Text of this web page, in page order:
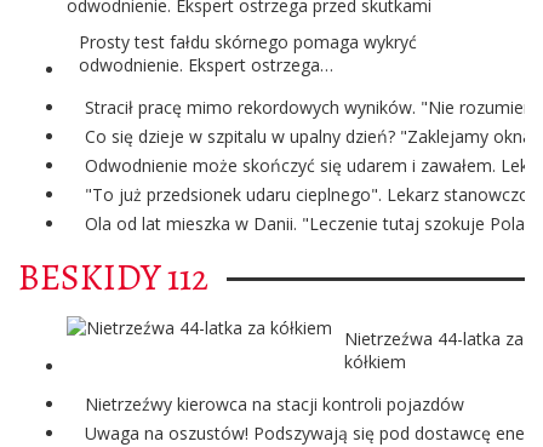
Prosty test fałdu skórnego pomaga wykryć
odwodnienie. Ekspert ostrzega…
Stracił pracę mimo rekordowych wyników. "Nie
Co się dzieje w szpitalu w upalny dzień? "Zaklejamy
Odwodnienie może skończyć się udarem i zawałem.
"To już przedsionek udaru cieplnego". Lekarz stanowczo
Ola od lat mieszka w Danii. "Leczenie tutaj szokuje
BESKIDY 112
Nietrzeźwa 44-latka za
kółkiem
Nietrzeźwy kierowca na stacji kontroli pojazdów
Uwaga na oszustów! Podszywają się pod dostawcę